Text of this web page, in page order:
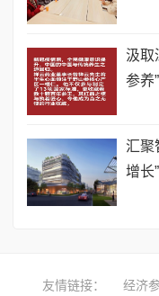
汲
参养
汇
增长
友情链接： 经济